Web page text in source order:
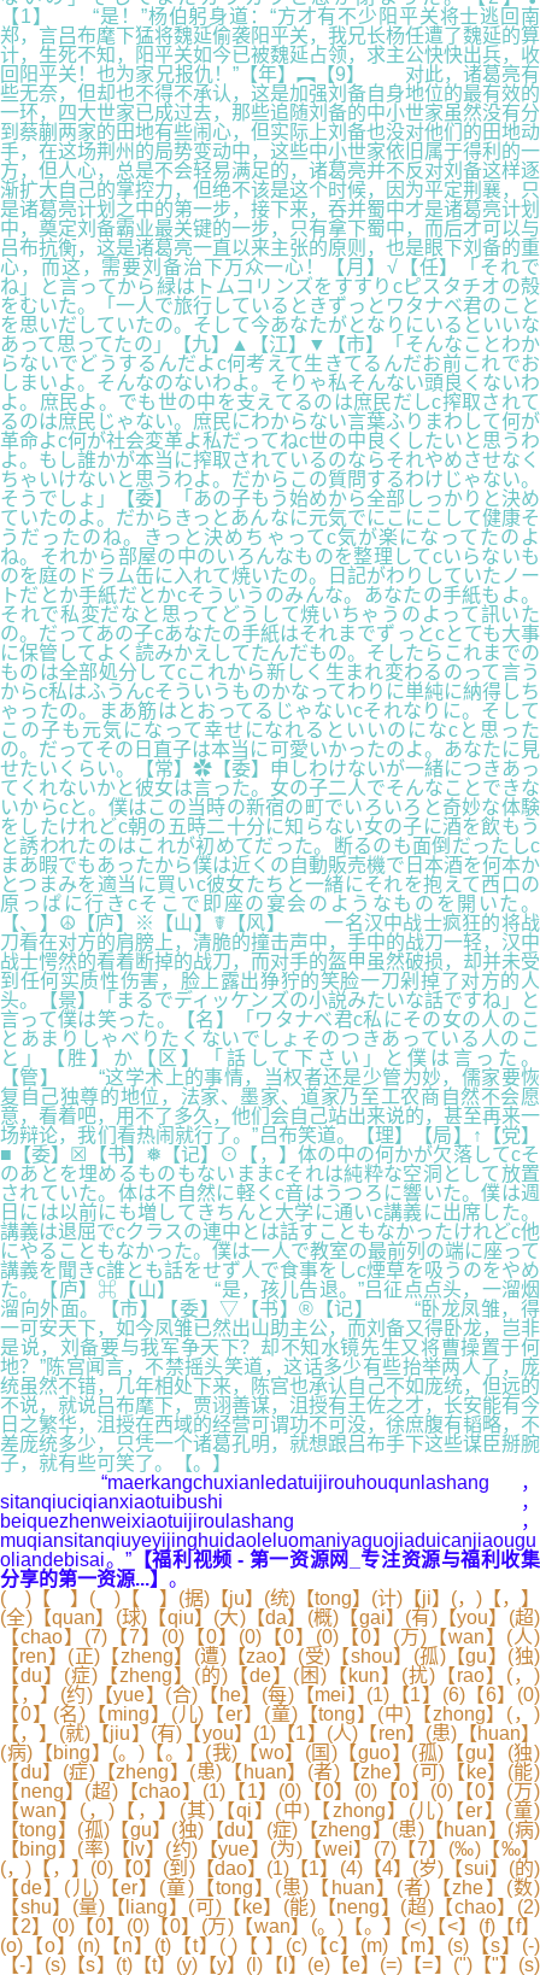
【1】 “是！”杨伯躬身道：“方才有不少阳平关将士逃回南
郑，言吕布麾下猛将魏延偷袭阳平关，我兄长杨任遭了魏延的算
计，生死不知，阳平关如今已被魏延占领，求主公快快出兵，收
回阳平关！也为家兄报仇！”【年】︻【9】 对此，诸葛亮有
些无奈，但却也不得不承认，这是加强刘备自身地位的最有效的
一环，四大世家已成过去，那些追随刘备的中小世家虽然没有分
到蔡蒯两家的田地有些闹心，但实际上刘备也没对他们的田地动
手，在这场荆州的局势变动中，这些中小世家依旧属于得利的一
方，但人心，总是不会轻易满足的，诸葛亮并不反对刘备这样逐
渐扩大自己的掌控力，但绝不该是这个时候，因为平定荆襄，只
是诸葛亮计划之中的第一步，接下来，吞并蜀中才是诸葛亮计划
中，奠定刘备霸业最关键的一步，只有拿下蜀中，而后才可以与
吕布抗衡，这是诸葛亮一直以来主张的原则，也是眼下刘备的重
心，而这，需要刘备治下万众一心！【月】√【任】「それで
ね」と言ってから緑はトムコリンズをすすりcピスタチオの殻
をむいた。「一人で旅行しているときずっとワタナベ君のこと
を思いだしていたの。そして今あなたがとなりにいるといいな
あって思ってたの」【九】▲【江】▼【市】「そんなことわか
らないでどうするんだよc何考えて生きてるんだお前これでお
しまいよ。そんなのないわよ。そりゃ私そんない頭良くないわ
よ。庶民よ。でも世の中を支えてるのは庶民だしc搾取されて
るのは庶民じゃない。庶民にわからない言葉ふりまわして何が
革命よc何が社会変革よ私だってねc世の中良くしたいと思うわ
よ。もし誰かが本当に搾取されているのならそれやめさせなく
ちゃいけないと思うわよ。だからこの質問するわけじゃない。
そうでしょ」【委】「あの子もう始めから全部しっかりと決め
ていたのよ。だからきっとあんなに元気でにこにこして健康そ
うだったのね。きっと決めちゃってc気が楽になってたのよ
ね。それから部屋の中のいろんなものを整理してcいらないも
のを庭のドラム缶に入れて焼いたの。日記がわりしていたノー
トだとか手紙だとかcそういうのみんな。あなたの手紙もよ。
それで私変だなと思ってどうして焼いちゃうのよって訊いた
の。だってあの子cあなたの手紙はそれまでずっとcとても大事
に保管してよく読みかえしてたんだもの。そしたらこれまでの
ものは全部処分してcこれから新しく生まれ変わるのって言う
からc私はふうんcそういうものかなってわりに単純に納得しち
ゃったの。まあ筋はとおってるじゃないcそれなりに。そして
この子も元気になって幸せになれるといいのになcと思った
の。だってその日直子は本当に可愛いかったのよ。あなたに見
せたいくらい。【常】✿【委】申しわけないが一緒につきあっ
てくれないかと彼女は言った。女の子二人でそんなことできな
いからcと。僕はこの当時の新宿の町でいろいろと奇妙な体験
をしたけれどc朝の五時二十分に知らない女の子に酒を飲もう
と誘われたのはこれが初めてだった。断るのも面倒だったしc
まあ暇でもあったから僕は近くの自動販売機で日本酒を何本か
とつまみを適当に買いc彼女たちと一緒にそれを抱えて西口の
原っぱに行きcそこで即座の宴会のようなものを開いた。
【、】☮【庐】※【山】☤【风】 一名汉中战士疯狂的将战
刀看在对方的肩膀上，清脆的撞击声中，手中的战刀一轻，汉中
战士愕然的看着断掉的战刀，而对手的盔甲虽然破损，却并未受
到任何实质性伤害，脸上露出狰狞的笑脸一刀剁掉了对方的人
头。【景】「まるでディッケンズの小説みたいな話ですね」と
言って僕は笑った。【名】「ワタナベ君c私にその女の人のこ
とあまりしゃべりたくないでしょそのつきあっている人のこ
と」【胜】か【区】「話して下さい」と僕は言った。
【管】 “这学术上的事情，当权者还是少管为妙，儒家要恢
复自己独尊的地位，法家、墨家、道家乃至工农商自然不会愿
意，看着吧，用不了多久，他们会自己站出来说的，甚至再来一
场辩论，我们看热闹就行了。”吕布笑道。【理】【局】↑【党】
■【委】☒【书】❅【记】⊙【，】体の中の何かが欠落してcそ
のあとを埋めるものもないままcそれは純粋な空洞として放置
されていた。体は不自然に軽くc音はうつろに響いた。僕は週
日には以前にも増してきちんと大学に通いc講義に出席した。
講義は退屈でcクラスの連中とは話すこともなかったけれどc他
にやることもなかった。僕は一人で教室の最前列の端に座って
講義を聞きc誰とも話をせず人で食事をしc煙草を吸うのをやめ
た。【庐】⌘【山】 “是，孩儿告退。”吕征点点头，一溜烟
溜向外面。【市】【委】▽【书】®【记】 “卧龙凤雏，得
一可安天下，如今凤雏已然出山助主公，而刘备又得卧龙，岂非
是说，刘备要与我军争天下？却不知水镜先生又将曹操置于何
地？”陈宫闻言，不禁摇头笑道，这话多少有些抬举两人了，庞
统虽然不错，几年相处下来，陈宫也承认自己不如庞统，但远的
不说，就说吕布麾下，贾诩善谋，沮授有王佐之才，长安能有今
日之繁华，沮授在西域的经营可谓功不可没，徐庶腹有韬略，不
差庞统多少，只凭一个诸葛孔明，就想跟吕布手下这些谋臣掰腕
子，就有些可笑了。【。】
“maerkangchuxianledatuijirouhouqunlashang，
sitanqiuciqianxiaotuibushi，
beiquezhenweixiaotuijiroulashang，
muqiansitanqiuyeyijinghuidaoleluomaniyaguojiaduicanjiaougu
oliandebisai。” 【福利视频 - 第一资源网_专注资源与福利收集
分享的第一资源...】 。
( )【 】( )【 】(据)【ju】(统)【tong】(计)【ji】(，)【，】
(全)【quan】(球)【qiu】(大)【da】(概)【gai】(有)【you】(超)
【chao】(7)【7】(0)【0】(0)【0】(0)【0】(万)【wan】(人)
【ren】(正)【zheng】(遭)【zao】(受)【shou】(孤)【gu】(独)
【du】(症)【zheng】(的)【de】(困)【kun】(扰)【rao】(，)
【，】(约)【yue】(合)【he】(每)【mei】(1)【1】(6)【6】(0)
【0】(名)【ming】(儿)【er】(童)【tong】(中)【zhong】(，)
【，】(就)【jiu】(有)【you】(1)【1】(人)【ren】(患)【huan】
(病)【bing】(。)【。】(我)【wo】(国)【guo】(孤)【gu】(独)
【du】(症)【zheng】(患)【huan】(者)【zhe】(可)【ke】(能)
【neng】(超)【chao】(1)【1】(0)【0】(0)【0】(0)【0】(万)
【wan】(，)【，】(其)【qi】(中)【zhong】(儿)【er】(童)
【tong】(孤)【gu】(独)【du】(症)【zheng】(患)【huan】(病)
【bing】(率)【lv】(约)【yue】(为)【wei】(7)【7】(‰)【‰】
(，)【，】(0)【0】(到)【dao】(1)【1】(4)【4】(岁)【sui】(的)
【de】(儿)【er】(童)【tong】(患)【huan】(者)【zhe】(数)
【shu】(量)【liang】(可)【ke】(能)【neng】(超)【chao】(2)
【2】(0)【0】(0)【0】(万)【wan】(。)【。】(<)【<】(f)【f】
(o)【o】(n)【n】(t)【t】( )【 】(c)【c】(m)【m】(s)【s】(-)
【-】(s)【s】(t)【t】(y)【y】(l)【l】(e)【e】(=)【=】(")【"】(s)